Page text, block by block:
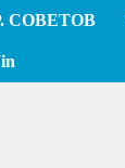
СОВЕТОВ